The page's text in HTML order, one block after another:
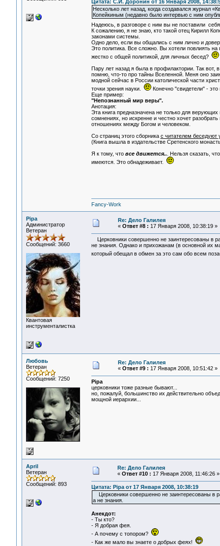
Цитата: С.И. Доронин от 16 Января 2008,
Несколько лет назад, когда создавался журнал
Копейкиным (недавно было интервью с ним
Надеюсь, в разговоре с ним вы не поставили
К сожалению, я не знаю, кто такой отец Кирилл
законами системы.
Одно дело, если вы общались с ним лично и
Это политика. Все сложно. Вы хотели повлиять
жестко с общей политикой, для личных бесед?
Пару лет назад я была в профилактории. Так
помню, что-то про тайны Вселенной. Меня оно
модной сейчас в России католической части
точки зрения науки.
Конечно "свидетели" -
Еще пример:
"Непознанный мир веры".
Анотация:
Эта книга предназначена не только для
сомнениях, но искренне и честно хочет
отношениях между Богом и человеком.
Со страниц этого сборника с читателем беседуют
(Книга вышла в издательстве Сретенского
Я к тому, что все движется.. . Нельзя сказать,
имеются. Это обнадеживает.
Fancy-Work
Pipa
Администратор
Ветеран
Сообщений: 3660
Квантовая
инструменталистка
Re: Дело Галилея
« Ответ #8 : 17 Января 2008, 10:38:19 »
Церковники совершенно не заинтересованы в
не знания. Однако и прихожанам (в основной их
который обещал в обмен за это сам обо всем
Любовь
Ветеран
Сообщений: 7250
Re: Дело Галилея
« Ответ #9 : 17 Января 2008, 10:51:42 »
Pipa
церковники тоже разные бывают...
но, пожалуй, большинство их действительно
мощной иерархии...
April
Ветеран
Сообщений: 893
Re: Дело Галилея
« Ответ #10 : 17 Января 2008, 11:46:26 »
Цитата: Pipa от 17 Января 2008, 10:38:19
Церковники совершенно не заинтересованы в
а не знания.
Анекдот:
- Ты кто?
- Я добрая фея.
- А почему с топором?
- Как же мало вы знаете о добрых феях!